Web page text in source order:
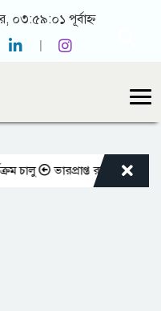
০৩:৫৯:০১ পূর্বাহ্ন
ভারপ্রাপ্ত রাষ্ট্রপতিকে